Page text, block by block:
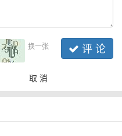
换一张 评 论
取 消